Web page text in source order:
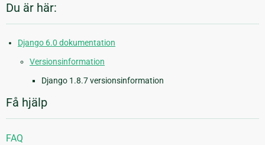
Du är här:
Django 6.0 dokumentation
Versionsinformation
Django 1.8.7 versionsinformation
Få hjälp
FAQ